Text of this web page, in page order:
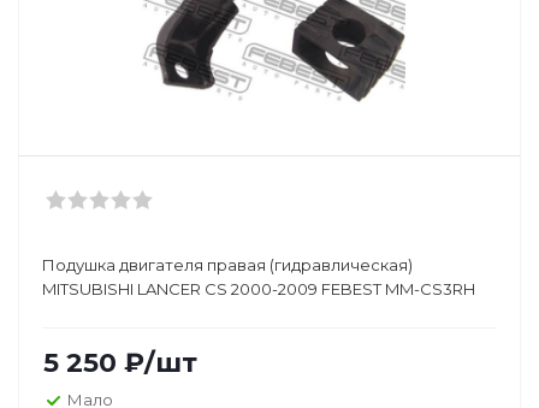
Подушка двигателя правая (гидравлическая)
MITSUBISHI LANCER CS 2000-2009 FEBEST MM-CS3RH
5 250 ₽/шт
Мало